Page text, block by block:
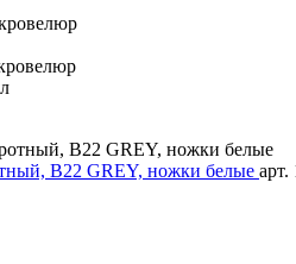
B22 GREY, ножки белые арт.